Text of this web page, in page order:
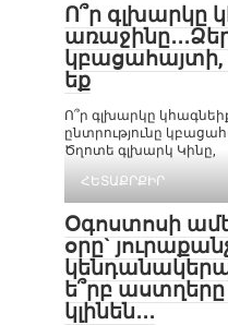
Ո՞ր գլխարկը
կբացահայտի,
եք
Ո՞ր գլխարկը
ընտրությունը
Ծղոտե գլխարկ Կինը,
ՀԵՏԱՔՐՔԻՐ
Օգոստոսի
օրը`
ե՞րբ աստղերը
կլինեն․․․